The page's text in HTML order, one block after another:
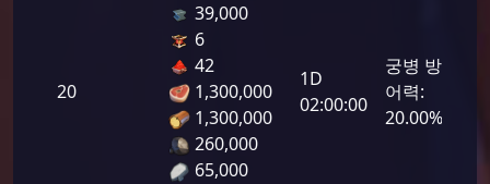
20
39,000
6
42
1,300,000
1,300,000
260,000
65,000
1D
02:00:00
궁병 방
어력:
20.00%